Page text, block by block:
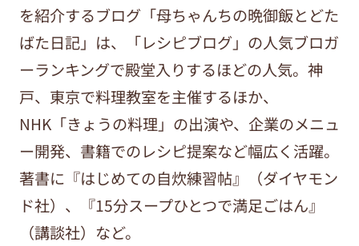
を紹介するブログ「母ちゃんちの晩御飯とどた
ばた日記」は、「レシピブログ」の人気ブロガ
ーランキングで殿堂入りするほどの人気。神
戸、東京で料理教室を主催するほか、
NHK「きょうの料理」の出演や、企業のメニュ
ー開発、書籍でのレシピ提案など幅広く活躍。
著書に『はじめての自炊練習帖』（ダイヤモン
ド社）、『15分スープひとつで満足ごはん』
（講談社）など。